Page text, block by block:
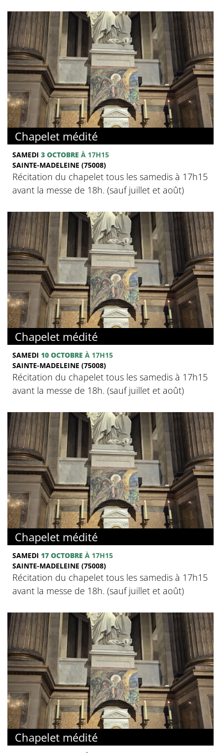
Chapelet médité
SAMEDI 3 OCTOBRE À 17H15
SAINTE-MADELEINE (75008)
Récitation du chapelet tous les samedis à 17h15
avant la messe de 18h. (sauf juillet et août)
Chapelet médité
SAMEDI 10 OCTOBRE À 17H15
SAINTE-MADELEINE (75008)
Récitation du chapelet tous les samedis à 17h15
avant la messe de 18h. (sauf juillet et août)
Chapelet médité
SAMEDI 17 OCTOBRE À 17H15
SAINTE-MADELEINE (75008)
Récitation du chapelet tous les samedis à 17h15
avant la messe de 18h. (sauf juillet et août)
Chapelet médité